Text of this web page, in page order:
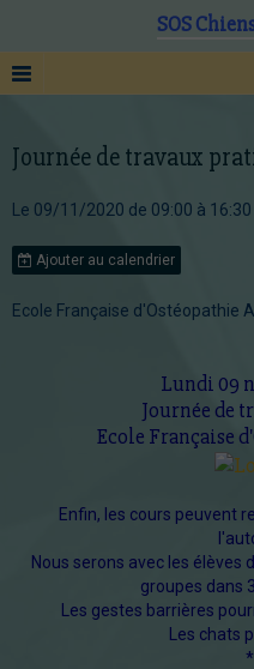
SOS
Journée de travaux
Le 09/11/2020 de 09:00 à 16:30
Ajouter au calendrier
Ecole Française d'Ostéopathie
Lundi 09
Journée de
Ecole Française
Enfin, les cours peuvent
Nous serons avec les élèves
groupes dans
Les gestes barrières
Les chats